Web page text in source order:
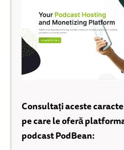
Consultați aceste
pe care le oferă
podcast PodBean: